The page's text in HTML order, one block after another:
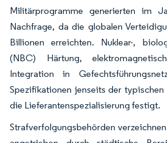
Militärprogramme generierten im
Nachfrage, da die globalen
Billionen erreichten. Nuklear-,
(NBC) Härtung,
Integration in
Spezifikationen jenseits der
die Lieferantenspezialisierung festigt.
Strafverfolgungsbehörden